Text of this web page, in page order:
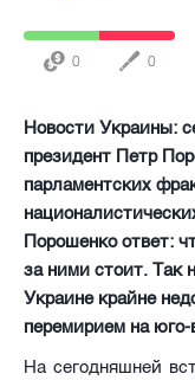
0 0
Новости Украины:
президент Петр
парламентских
Порошенко ответ:
за ними стоит. Так
Украине крайне
перемирием на юго-
На сегодняшней